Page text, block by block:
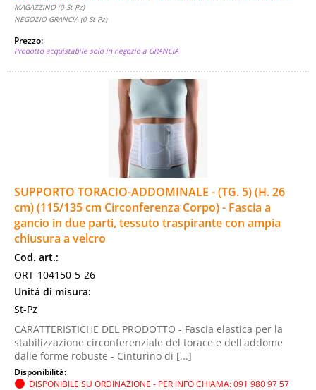
MAGAZZINO (0 St-Pz)
NEGOZIO GRANCIA (0 St-Pz)
Prezzo:
Prodotto acquistabile solo in negozio a GRANCIA
SUPPORTO TORACIO-ADDOMINALE - (TG. 5) (H. 26
cm) (115/135 cm Circonferenza Corpo) - Fascia a
gancio in due parti, tessuto traspirante con ampia
chiusura a velcro
Cod. art.:
ORT-104150-5-26
Unità di misura:
St-Pz
CARATTERISTICHE DEL PRODOTTO - Fascia elastica per la
stabilizzazione circonferenziale del torace e dell'addome
dalle forme robuste - Cinturino di [...]
Disponibilità:
DISPONIBILE SU ORDINAZIONE - PER INFO CHIAMA: 091 980 97 57